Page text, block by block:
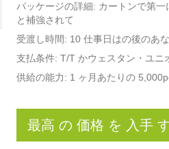
パッケージの詳細: カートンで第
と補強されて
受渡し時間: 10 仕事日はの後のあ
支払条件: T/T かウェスタン・ユニ
供給の能力: 1 ヶ月あたりの
最高 の 価格 を 入手